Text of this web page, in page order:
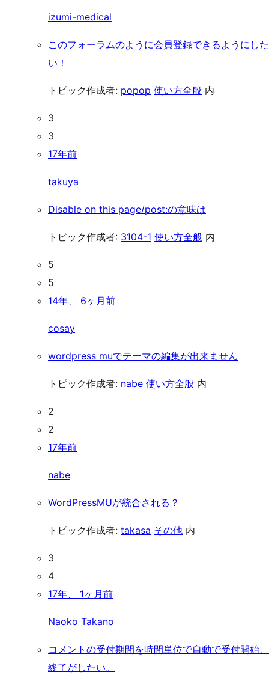
izumi-medical
このフォーラムのように会員登録できるようにした
い！
トピック作成者: popop 使い方全般 内
3
3
17年前
takuya
Disable on this page/post:の意味は
トピック作成者: 3104-1 使い方全般 内
5
5
14年、 6ヶ月前
cosay
wordpress muでテーマの編集が出来ません
トピック作成者: nabe 使い方全般 内
2
2
17年前
nabe
WordPressMUが統合される？
トピック作成者: takasa その他 内
3
4
17年、 1ヶ月前
Naoko Takano
コメントの受付期間を時間単位で自動で受付開始、
終了がしたい。